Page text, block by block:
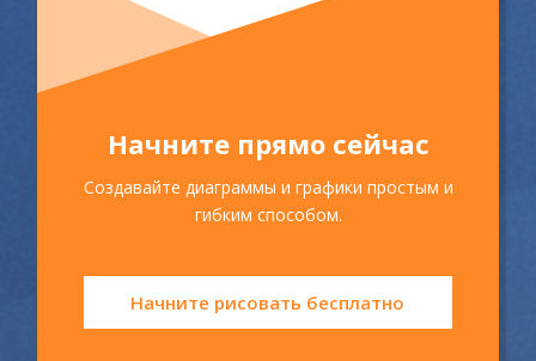
Начните прямо сейчас
Создавайте диаграммы и графики простым и
гибким способом.
Начните рисовать бесплатно